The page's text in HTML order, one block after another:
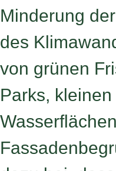
Minderung
des
von grünen
Parks, kleinen